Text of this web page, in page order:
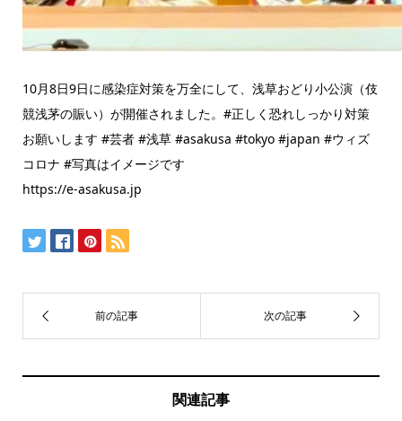
10月8日9日に感染症対策を万全にして、浅草おどり小公演（伎
競浅茅の賑い）が開催されました。#正しく恐れしっかり対策
お願いします #芸者 #浅草 #asakusa #tokyo #japan #ウィズ
コロナ #写真はイメージです
https://e-asakusa.jp
関連記事